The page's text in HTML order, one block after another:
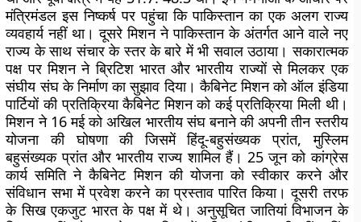
मंत्रिमंडल इस निष्कर्ष पर पहुंचा कि पाकिस्तान का एक अलग राज्य
व्यवहार्य नहीं था। दूसरे मिशन ने पाकिस्तान के अंतर्गत आने वाले नए
राज्य के साथ संचार के स्तर के बारे में भी सवाल उठाया। सकारात्मक
पक्ष पर मिशन ने ब्रिटिश भारत और भारतीय राज्यों से मिलकर एक
संघीय संघ के निर्माण का सुझाव दिया। कैबिनेट मिशन को ऑल इंडिया
पार्टियों की प्रतिक्रिया कैबिनेट मिशन को कई प्रतिक्रिया मिली थी।
मिशन ने 16 मई को अखिल भारतीय संघ बनाने की अपनी तीन स्तरीय
योजना की घोषणा की जिसमें हिंदू-बहुसंख्यक प्रांत, मुस्लिम
बहुसंख्यक प्रांत और भारतीय राज्य शामिल हैं। 25 जून को कांग्रेस
कार्य समिति ने कैबिनेट मिशन की योजना को स्वीकार करने और
संविधान सभा में प्रवेश करने का प्रस्ताव पारित किया। दूसरी तरफ
के सिख एकजुट भारत के पक्ष में थे। अनुसूचित जातियां विभाजन के